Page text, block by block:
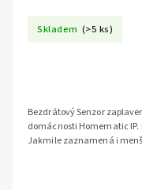
Skladem (>5 ks)
Bezdrátový Senzor
domácnosti Homematic
Jakmile zaznamená i